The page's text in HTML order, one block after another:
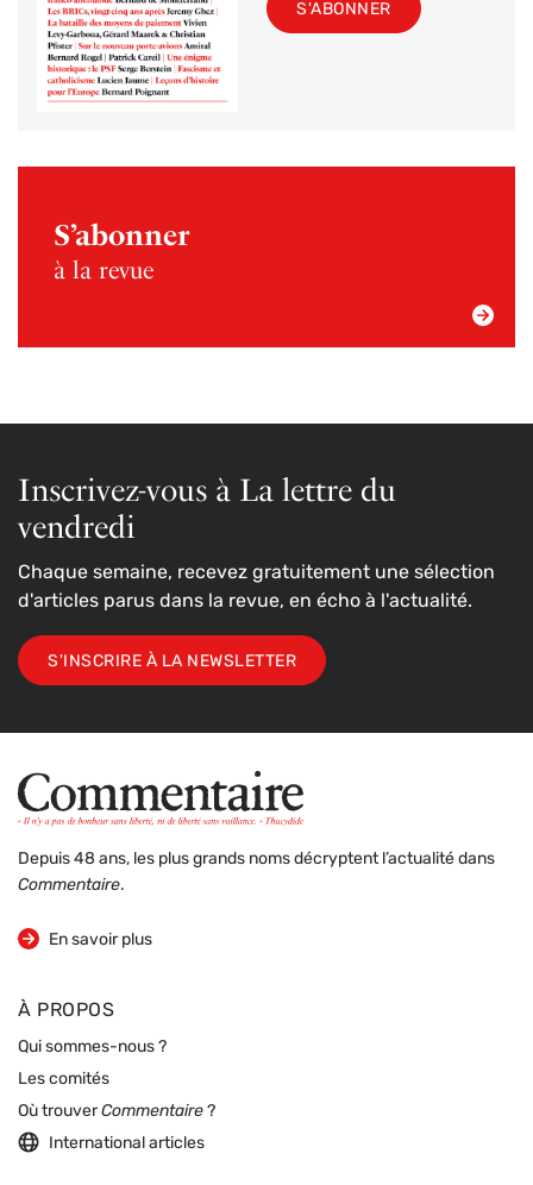
S'ABONNER
S’abonner
à la revue
Inscrivez-vous à La lettre du
vendredi
Chaque semaine, recevez gratuitement une sélection
d'articles parus dans la revue, en écho à l'actualité.
S'INSCRIRE À LA NEWSLETTER
Depuis 48 ans, les plus grands noms décryptent l’actualité dans
Commentaire.
En savoir plus
sur la revue
À PROPOS
Qui sommes-nous ?
Les comités
Où trouverCommentaire ?
International articles